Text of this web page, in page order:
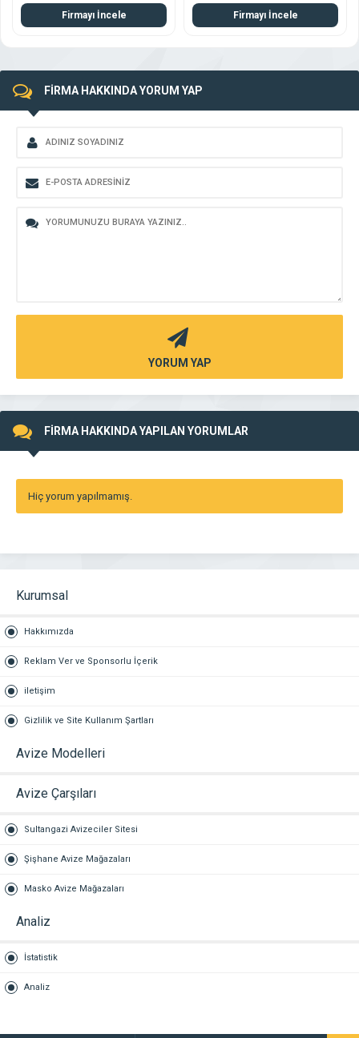
Firmayı İncele Firmayı İncele
FİRMA HAKKINDA YORUM YAP
YORUM YAP
FİRMA HAKKINDA YAPILAN YORUMLAR
Hiç yorum yapılmamış.
Kurumsal
Hakkımızda
Reklam Ver ve Sponsorlu İçerik
iletişim
Gizlilik ve Site Kullanım Şartları
Avize Modelleri
Avize Çarşıları
Sultangazi Avizeciler Sitesi
Şişhane Avize Mağazaları
Masko Avize Mağazaları
Analiz
İstatistik
Analiz